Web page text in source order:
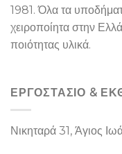
1981. Όλα τα
χειροποίητα στην
ποιότητας υλικά.
ΕΡΓΟΣΤΑΣΙΌ &
Νικηταρά 31, Άγιος